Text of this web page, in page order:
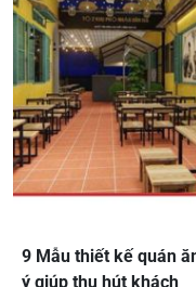
9 Mẫu thiết kế quán
ý giúp thu hút khách